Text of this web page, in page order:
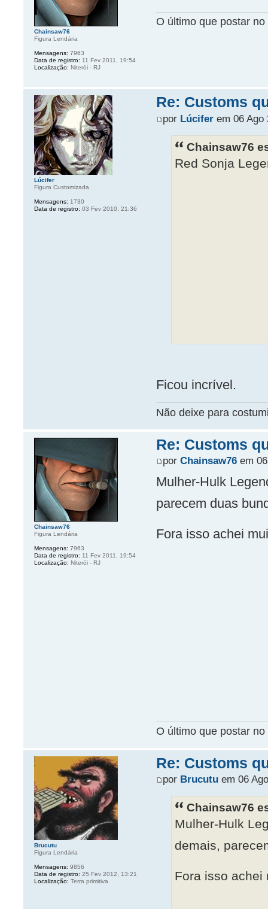
O último que postar
Chainsaw76
Figura Lendária
Mensagens: 7963
Data de registro: 11 Fev 2011, 19:54
Localização: Niterói - RJ
Re: Customs
por Lúciferem 06 Ago
Chainsaw76
Red Sonja
Ficou incrível.
Não deixe para
Lúcifer
Figura Customizada
Mensagens: 1730
Data de registro: 03 Fev 2010, 21:36
Re: Customs
por Chainsaw76em 06
Mulher-Hulk
parecem duas
Fora isso achei
O último que postar
Chainsaw76
Figura Lendária
Mensagens: 7963
Data de registro: 11 Fev 2011, 19:54
Localização: Niterói - RJ
Re: Customs
por Brucutuem 06
Chainsaw76
Mulher-Hulk
demais,
Fora isso
Brucutu
Figura Lendária
Mensagens: 9856
Data de registro: 25 Fev 2012, 13:21
Localização: Terra primitiva